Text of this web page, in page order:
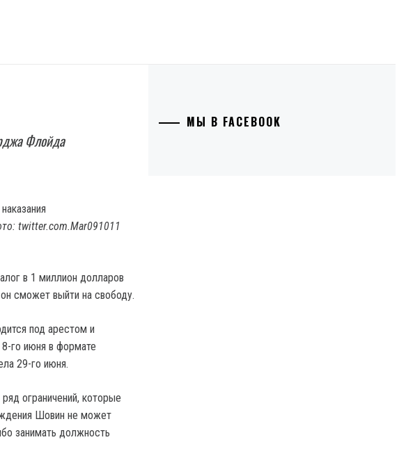
Флойда
twitter.com.Mar091011
в 1 миллион долларов
сможет выйти на свободу.
под арестом и
го июня в формате
29-го июня.
ограничений, которые
Шовин не может
занимать должность
МЫ В FACEBOOK